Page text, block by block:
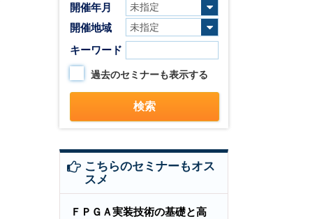
開催年月
開催地域
キーワード
過去のセミナーも表示する
こちらのセミナーもオス
スメ
ＦＰＧＡ実装技術の基礎と高